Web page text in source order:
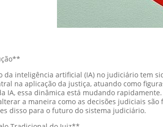
da inteligência artificial (IA) no judiciário tem
na aplicação da justiça, atuando como
IA, essa dinâmica está mudando
a maneira como as decisões judiciais
disso para o futuro do sistema judiciário.